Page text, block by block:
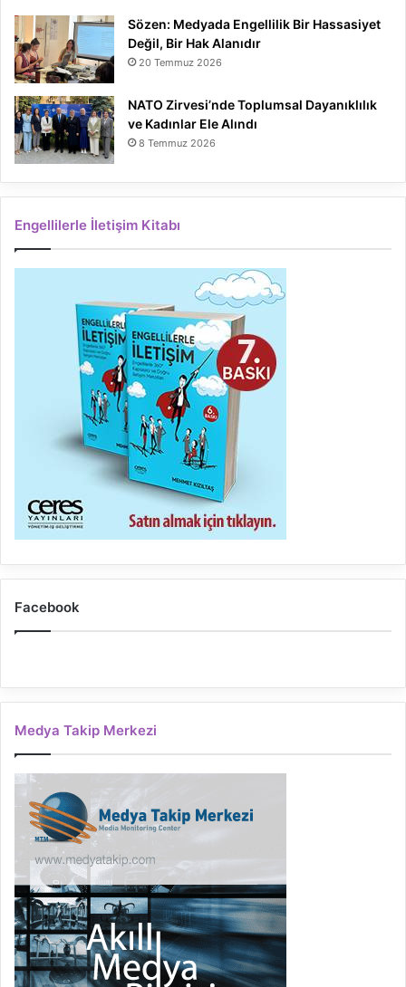
Sözen: Medyada Engellilik Bir Hassasiyet
Değil, Bir Hak Alanıdır
20 Temmuz 2026
NATO Zirvesi’nde Toplumsal Dayanıklılık
ve Kadınlar Ele Alındı
8 Temmuz 2026
Engellilerle İletişim Kitabı
Facebook
Medya Takip Merkezi